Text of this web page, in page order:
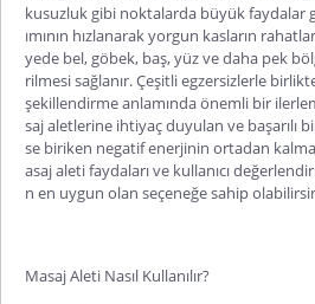
kusuzluk gibi noktalarda büyük faydalar
ımının hızlanarak yorgun kasların
yede bel, göbek, baş, yüz ve daha pek
rilmesi sağlanır. Çeşitli egzersizlerle
şekillendirme anlamında önemli bir
saj aletlerine ihtiyaç duyulan ve başarılı
se biriken negatif enerjinin ortadan
asaj aleti faydaları ve kullanıcı
n en uygun olan seçeneğe sahip
Masaj Aleti Nasıl Kullanılır?